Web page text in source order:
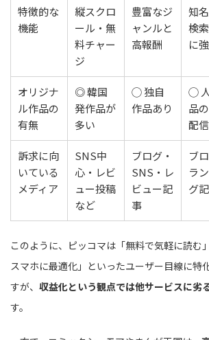
特徴的な
機能
縦スクロ
ール・無
料チャー
ジ
豊富なジ
ャンルと
高報酬
知
検
に
オリジナ
ル作品の
有無
◎ 韓国
発作品が
多い
◯ 独自
作品あり
◯
品
配
訴求に向
いている
メディア
SNS中
心・レビ
ュー投稿
など
ブログ・
SNS・レ
ビュー記
事
ブ
ラ
グ
このように、ピッコマは「無料で気軽に読む
スマホに最適化」といったユーザー目線に特
すが、 収益化という観点では他サービスに劣
す。